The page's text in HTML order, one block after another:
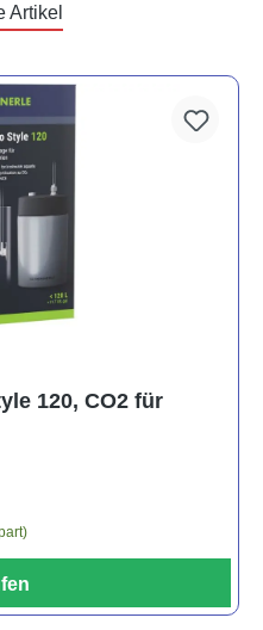
Artikel
120, CO2 für